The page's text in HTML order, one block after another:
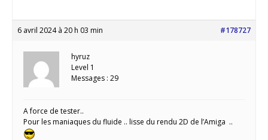
6 avril 2024 à 20 h 03 min #178727
hyruz
Level 1
Messages : 29
A force de tester..
Pour les maniaques du fluide .. lisse du rendu 2D de l’Amiga ..